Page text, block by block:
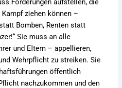
Forderungen aufstellen, die
ziehen können –
Bomben, Renten statt
Sie muss an alle
und Eltern – appellieren,
Wehrpflicht zu streiken. Sie
öffentlich
nachzukommen und den